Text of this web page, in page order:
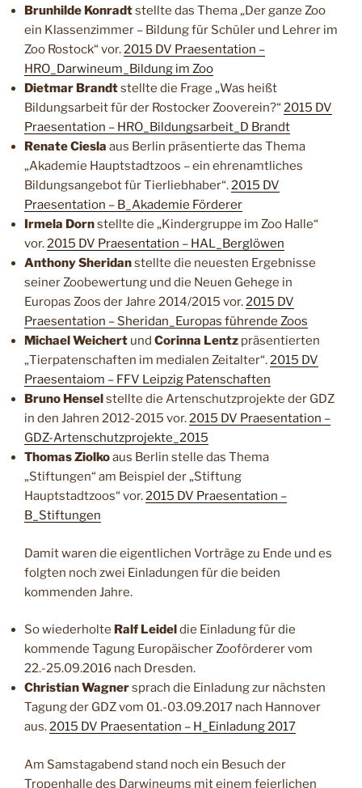
Brunhilde Konradtstellte das Thema „Der ganze Zoo
ein Klassenzimmer – Bildung für Schüler und Lehrer im
Zoo Rostock“ vor.2015 DV Praesentation –
HRO_Darwineum_Bildung im Zoo
Dietmar Brandtstellte die Frage „Was heißt
Bildungsarbeit für der Rostocker Zooverein?“ 2015 DV
Praesentation – HRO_Bildungsarbeit_D Brandt
Renate Ciesla aus Berlin präsentierte das Thema
„Akademie Hauptstadtzoos – ein ehrenamtliches
Bildungsangebot für Tierliebhaber“.2015 DV
Praesentation – B_Akademie Förderer
Irmela Dornstellte die „Kindergruppe im Zoo Halle“
vor.2015 DV Praesentation – HAL_Berglöwen
Anthony Sheridanstellte die neuesten Ergebnisse
seiner Zoobewertung und die Neuen Gehege in
Europas Zoos der Jahre 2014/2015 vor.2015 DV
Praesentation – Sheridan_Europas führende Zoos
Michael Weichert und Corinna Lentz präsentierten
„Tierpatenschaften im medialen Zeitalter“.2015 DV
Praesentaiom – FFV Leipzig Patenschaften
Bruno Henselstellte die Artenschutzprojekte der GDZ
in den Jahren 2012-2015 vor.2015 DV Praesentation –
GDZ-Artenschutzprojekte_2015
Thomas Ziolkoaus Berlin stelle das Thema
„Stiftungen“ am Beispiel der „Stiftung
Hauptstadtzoos“ vor.2015 DV Praesentation –
B_Stiftungen
Damit waren die eigentlichen Vorträge zu Ende und es
folgten noch zwei Einladungen für die beiden
kommenden Jahre.
So wiederholte Ralf Leideldie Einladung für die
kommende Tagung Europäischer Zooförderer vom
22.-25.09.2016 nach Dresden.
Christian Wagnersprach die Einladung zur nächsten
Tagung der GDZ vom 01.-03.09.2017 nach Hannover
aus.2015 DV Praesentation – H_Einladung 2017
Am Samstagabend stand noch ein Besuch der
Tropenhalle des Darwineums mit einem feierlichen